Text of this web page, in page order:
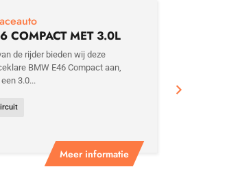
Meer informatie
COMPACT MET 3.0L
de rijder bieden wij deze
BMW E46 Compact aan,
3.0...